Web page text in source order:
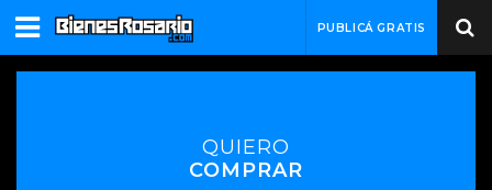
PUBLICÁ GRATIS
QUIERO
COMPRAR